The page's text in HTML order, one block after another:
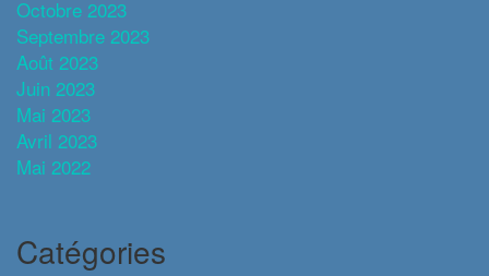
Octobre 2023
Septembre 2023
Août 2023
Juin 2023
Mai 2023
Avril 2023
Mai 2022
Catégories